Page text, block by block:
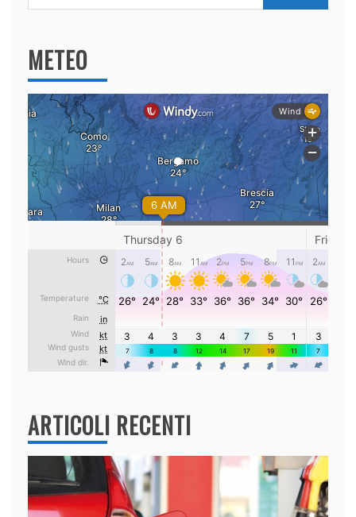
per:
METEO
ARTICOLI RECENTI